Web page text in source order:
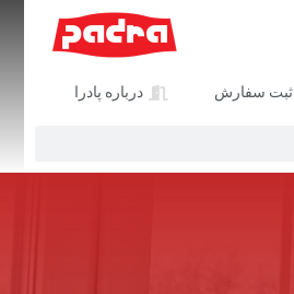
ثبت سفارش درباره پادرا